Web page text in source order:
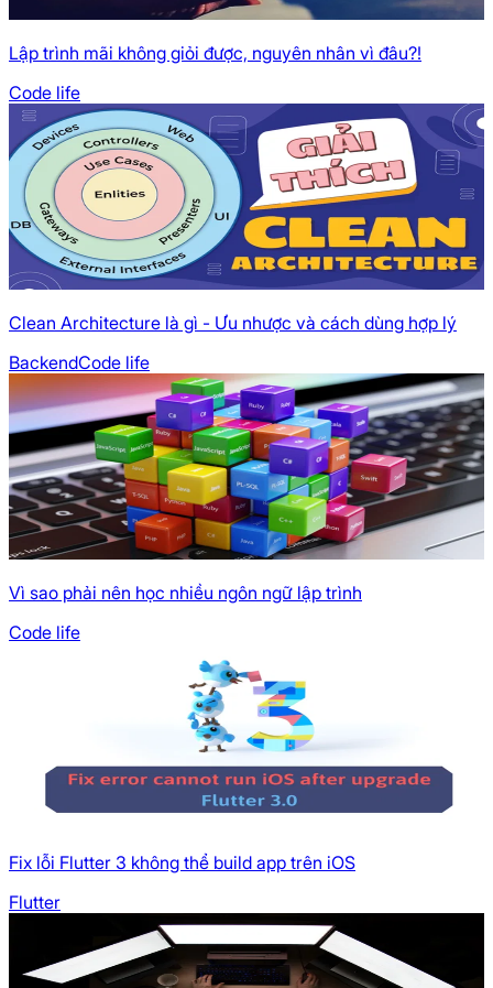
Lập trình mãi không giỏi được, nguyên nhân vì đâu?!
Code life
Clean Architecture là gì - Ưu nhược và cách dùng hợp lý
BackendCode life
Vì sao phải nên học nhiều ngôn ngữ lập trình
Code life
Fix lỗi Flutter 3 không thể build app trên iOS
Flutter